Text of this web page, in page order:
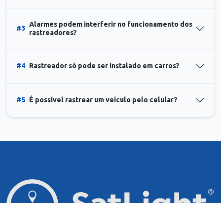
#3
Alarmes podem interferir no funcionamento dos
rastreadores?
#4 Rastreador só pode ser instalado em carros?
#5 É possível rastrear um veículo pelo celular?